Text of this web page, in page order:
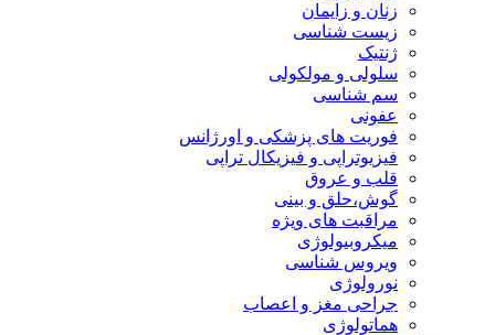
زنان و زایمان
زیست شناسی
ژنتیک
سلولی و مولکولی
سم شناسی
عفونی
فوریت های پزشکی و اورژانس
فیزیوتراپی و فیزیکال تراپی
قلب و عروق
گوش،حلق و بینی
مراقبت های ویژه
میکروبیولوژی
ویروس شناسی
نورولوژی
جراحی مغز و اعصاب
هماتولوژی